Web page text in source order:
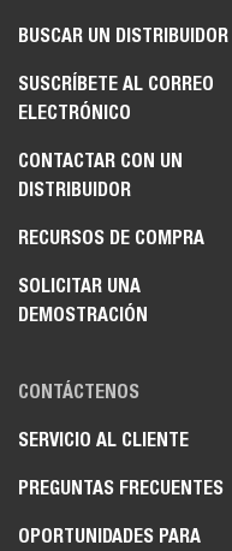
BUSCAR UN DISTRIBUIDOR
SUSCRÍBETE AL CORREO
ELECTRÓNICO
CONTACTAR CON UN
DISTRIBUIDOR
RECURSOS DE COMPRA
SOLICITAR UNA
DEMOSTRACIÓN
CONTÁCTENOS
SERVICIO AL CLIENTE
PREGUNTAS FRECUENTES
OPORTUNIDADES PARA